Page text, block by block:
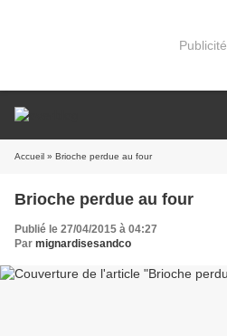
Publicité
Accueil » Brioche perdue au four
Brioche perdue au four
Publié le 27/04/2015 à 04:27
Par mignardisesandco